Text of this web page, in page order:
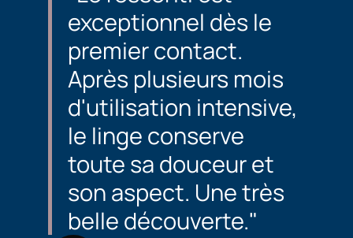
exceptionnel dès le
premier contact.
Après plusieurs mois
d'utilisation intensive,
le linge conserve
toute sa douceur et
son aspect. Une très
belle découverte."